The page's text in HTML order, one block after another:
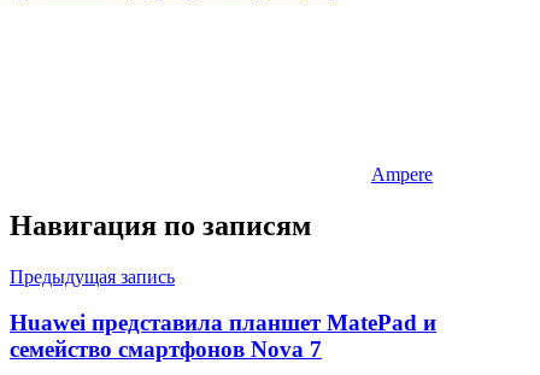
Ampere
Навигация по записям
Предыдущая запись
Huawei представила планшет MatePad и
семейство смартфонов Nova 7